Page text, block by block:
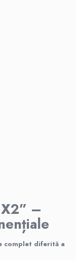
–
complet diferită a